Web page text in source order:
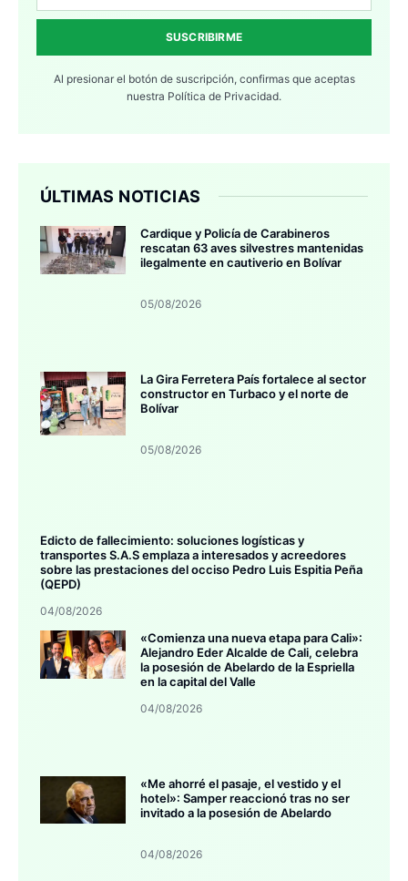
SUSCRIBIRME
Al presionar el botón de suscripción, confirmas que aceptas
nuestra Política de Privacidad.
ÚLTIMAS NOTICIAS
Cardique y Policía de Carabineros
rescatan 63 aves silvestres mantenidas
ilegalmente en cautiverio en Bolívar
05/08/2026
La Gira Ferretera País fortalece al sector
constructor en Turbaco y el norte de
Bolívar
05/08/2026
Edicto de fallecimiento: soluciones logísticas y
transportes S.A.S emplaza a interesados y acreedores
sobre las prestaciones del occiso Pedro Luis Espitia Peña
(QEPD)
04/08/2026
«Comienza una nueva etapa para Cali»:
Alejandro Eder Alcalde de Cali, celebra
la posesión de Abelardo de la Espriella
en la capital del Valle
04/08/2026
«Me ahorré el pasaje, el vestido y el
hotel»: Samper reaccionó tras no ser
invitado a la posesión de Abelardo
04/08/2026